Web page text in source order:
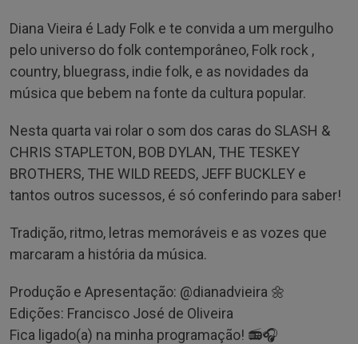
Diana Vieira é Lady Folk e te convida a um mergulho
pelo universo do folk contemporâneo, Folk rock ,
country, bluegrass, indie folk, e as novidades da
música que bebem na fonte da cultura popular.
Nesta quarta vai rolar o som dos caras do SLASH &
CHRIS STAPLETON, BOB DYLAN, THE TESKEY
BROTHERS, THE WILD REEDS, JEFF BUCKLEY e
tantos outros sucessos, é só conferindo para saber!
Tradição, ritmo, letras memoráveis e as vozes que
marcaram a história da música.
Produção e Apresentação: @‌dianadvieira 🌼
Edições: Francisco José de Oliveira
Fica ligado(a) na minha programação! 📻🎧